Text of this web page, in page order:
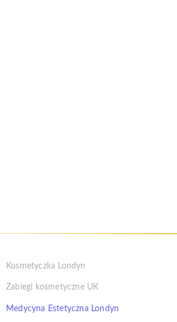
Kosmetyczka Londyn
Zabiegi kosmetyczne UK
Medycyna Estetyczna Londyn